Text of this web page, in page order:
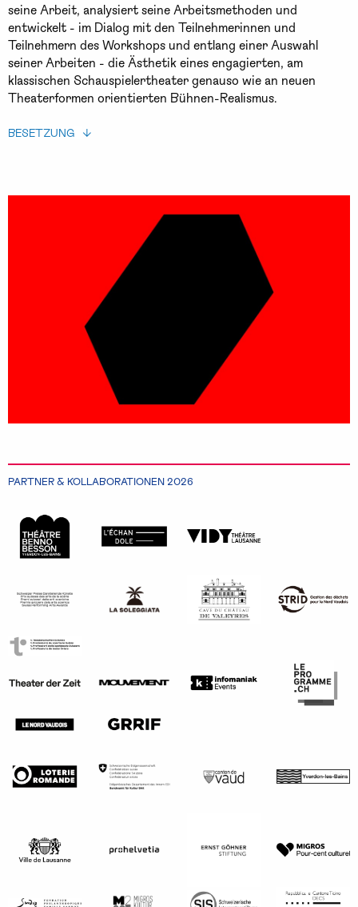
seine Arbeit, analysiert seine Arbeitsmethoden und
entwickelt - im Dialog mit den Teilnehmerinnen und
Teilnehmern des Workshops und entlang einer Auswahl
seiner Arbeiten - die Ästhetik eines engagierten, am
klassischen Schauspielertheater genauso wie an neuen
Theaterformen orientierten Bühnen-Realismus.
BESETZUNG
PARTNER & KOLLABORATIONEN 2026